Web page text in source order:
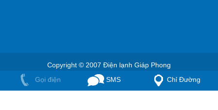
Copyright © 2007 Điện lạnh Giáp Phong
Gọi điện
SMS Chỉ Đường